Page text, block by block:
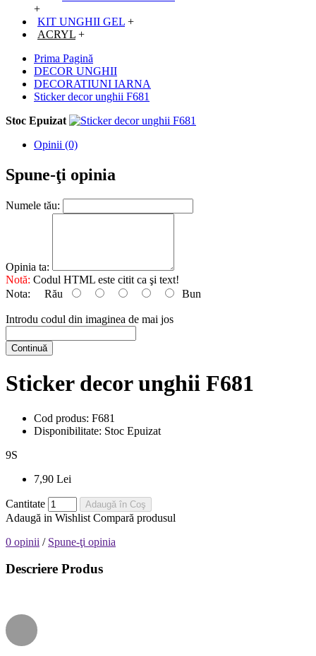
+
KIT UNGHII GEL +
ACRYL +
Prima Pagină
DECOR UNGHII
DECORATIUNI IARNA
Sticker decor unghii F681
Stoc Epuizat
Opinii (0)
Spune-ţi opinia
Numele tău:
Opinia ta:
Notă: Codul HTML este citit ca şi text!
Nota: Rău Bun
Introdu codul din imaginea de mai jos
Continuă
Sticker decor unghii F681
Cod produs: F681
Disponibilitate: Stoc Epuizat
9S
7,90 Lei
Cantitate Adaugă în Coş
Adaugă in Wishlist Compară produsul
0 opinii / Spune-ţi opinia
Descriere Produs